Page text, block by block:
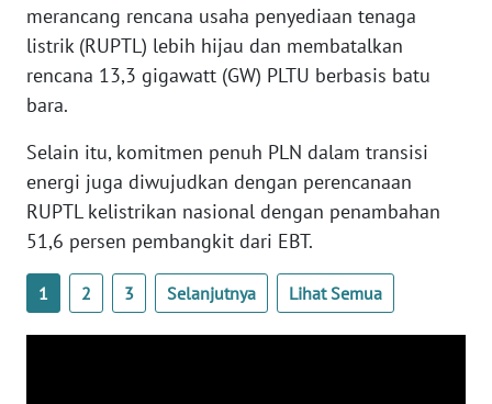
merancang rencana usaha penyediaan tenaga
listrik (RUPTL) lebih hijau dan membatalkan
rencana 13,3 gigawatt (GW) PLTU berbasis batu
bara.
Selain itu, komitmen penuh PLN dalam transisi
energi juga diwujudkan dengan perencanaan
RUPTL kelistrikan nasional dengan penambahan
51,6 persen pembangkit dari EBT.
1 2 3 Selanjutnya Lihat Semua
WN
SULTRA
NTB
WN
SULTENG
WN
SULBAR
WN